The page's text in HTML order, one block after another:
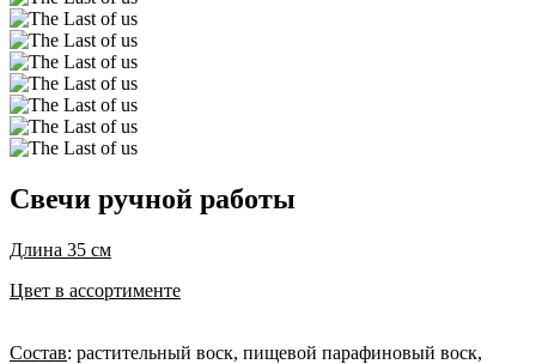
Cвечи ручной работы
Длина 35 см
Цвет в ассортименте
Состав: растительный воск, пищевой парафиновый воск,